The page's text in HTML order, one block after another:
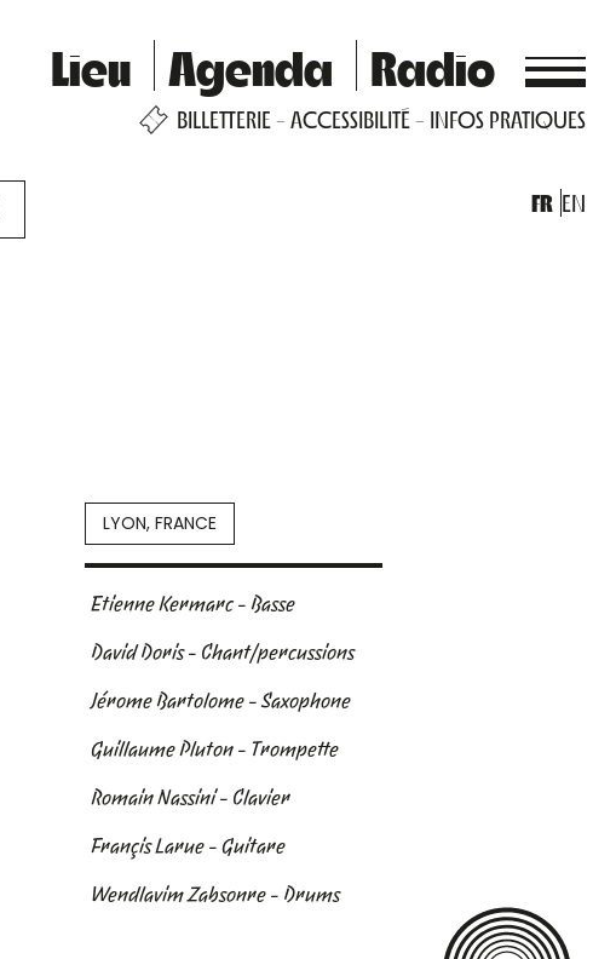
Lieu Agenda Radio
BILLETTERIE ACCESSIBILITÉ INFOS PRATIQUES
FR EN
LYON, FRANCE
Etienne Kermarc - Basse
David Doris - Chant/percussions
Jérome Bartolome - Saxophone
Guillaume Pluton - Trompette
Romain Nassini - Clavier
Françis Larue - Guitare
Wendlavim Zabsonre - Drums